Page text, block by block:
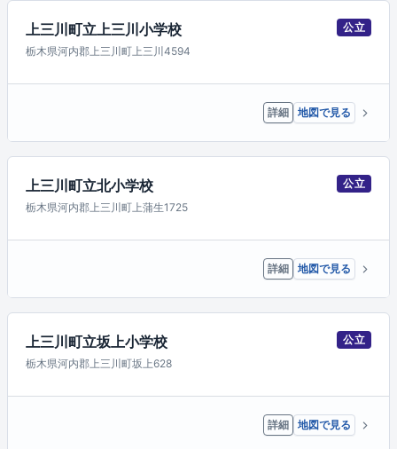
上三川町立上三川小学校
公立
栃木県河内郡上三川町上三川4594
詳細 地図で見る
上三川町立北小学校
公立
栃木県河内郡上三川町上蒲生1725
詳細 地図で見る
上三川町立坂上小学校
公立
栃木県河内郡上三川町坂上628
詳細 地図で見る